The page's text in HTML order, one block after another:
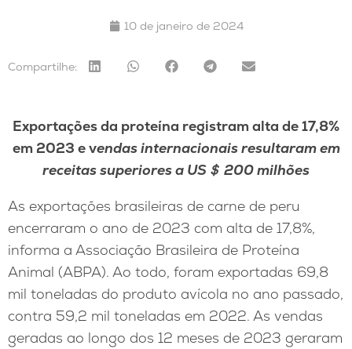
10 de janeiro de 2024
Compartilhe:
Exportações da proteína registram alta de 17,8%
em 2023 e vendas internacionais resultaram em
receitas superiores a US ＄ 200 milhões
As exportações brasileiras de carne de peru
encerraram o ano de 2023 com alta de 17,8%,
informa a Associação Brasileira de Proteína
Animal (ABPA). Ao todo, foram exportadas 69,8
mil toneladas do produto avícola no ano passado,
contra 59,2 mil toneladas em 2022. As vendas
geradas ao longo dos 12 meses de 2023 geraram